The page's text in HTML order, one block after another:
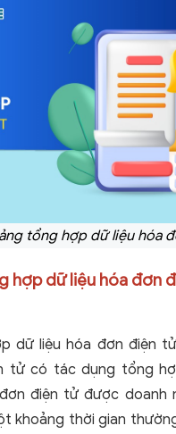
tổng hợp dữ liệu hóa
hợp dữ liệu hóa đơn
dữ liệu hóa đơn điện
tử có tác dụng tổng
điện tử được doanh
khoảng thời gian